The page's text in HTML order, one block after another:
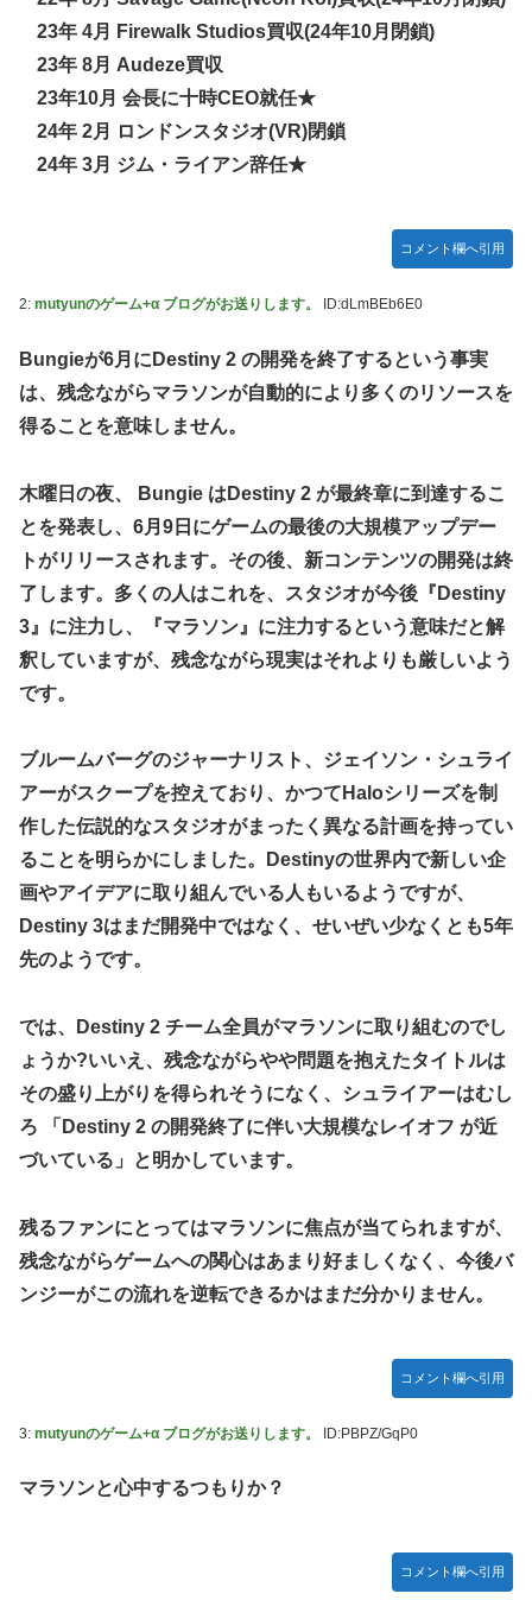
【ウマ娘】セイちゃんの攻撃力を見よ！！！
【ミリマス】6年後のアイドル達はどんな感じになってるん
だろう
定＆最新PV公開！思ったより発売早い…もう半年後か！
【デレマス】 和久井留美「夢を作って、いつか遊んで」
レビもないのに居座り脅迫してきたNHK集金人を警察に通報
参政党・神谷代表、高市政権の食料品減税を「天下の愚策」
と一刀両断
福岡県議会「海外旅行じゃない、海外活動だ！」→視察費
【艦これ】 E3-4のラスダンは航空優勢は取るの？取らない
の？
【デレマス】 紗南「アイドルに似合うポケモン？」
Switch2版『モンハンワイルズ』の動作環境が判明！
連合のモルモット部隊の部隊長になりました 第45話
『ほの暮しの庭』パケ版初週売上、Switch2版「21965本」
Switch版「12458本」
百合子「隣に座る貴女」【ミリマス】
上國料萌衣ちゃん、留学中にマックのバイトに応募するも書
類選考で落とされてしまう
【VTuber】Google Play「選抜！推しナイン発表会」出演
者発表！『にじだけと思ってたけど座長と除夜のケツおるや
んけ』
実証実験都市「ウーブン・シティ」が一般の居住希望者の募
集開始 すでにトヨタ関係者が居住
韓国人「どうやら五輪サッカー日韓戦でも審判の接待があっ
た模様…」→「メダル剥奪なのでは…？（ﾌﾞﾙﾌﾞﾙ」＝韓国の
反応
一ノ瀬美空ちゃん、イワシの三枚おろしに挑戦！！！【乃木
坂46】
新体操で国体1位！ ついに現れた”リアル浅倉南ちゃん”
なんで今日の始球式に限って、瀬戸口心月ちゃんはミニスカ
【悲報】韓国サッカー 国際試合で審判買収(性接待)をして
wwwwwwwwwwwwwwwwwwwwwwwwwwwwwwwwww
23年 4月 Firewalk Studios買収(24年10月閉鎖)
23年 8月 Audeze買収
23年10月 会長に十時CEO就任★
24年 2月 ロンドンスタジオ(VR)閉鎖
24年 3月 ジム・ライアン辞任★
コメント欄へ引用
2: mutyunのゲーム+α ブログがお送りします。 ID:dLmBEb6E0
Bungieが6月にDestiny 2 の開発を終了するという事実
は、残念ながらマラソンが自動的により多くのリソースを
得ることを意味しません。
木曜日の夜、 Bungie はDestiny 2 が最終章に到達するこ
とを発表し、6月9日にゲームの最後の大規模アップデー
トがリリースされます。その後、新コンテンツの開発は終
了します。多くの人はこれを、スタジオが今後『Destiny
3』に注力し、『マラソン』に注力するという意味だと解
釈していますが、残念ながら現実はそれよりも厳しいよう
です。
ブルームバーグのジャーナリスト、ジェイソン・シュライ
アーがスクープを控えており、かつてHaloシリーズを制
作した伝説的なスタジオがまったく異なる計画を持ってい
ることを明らかにしました。Destinyの世界内で新しい企
画やアイデアに取り組んでいる人もいるようですが、
Destiny 3はまだ開発中ではなく、せいぜい少なくとも5年
先のようです。
では、Destiny 2 チーム全員がマラソンに取り組むのでし
ょうか?いいえ、残念ながらやや問題を抱えたタイトルは
その盛り上がりを得られそうになく、シュライアーはむし
ろ 「Destiny 2 の開発終了に伴い大規模なレイオフ が近
づいている」と明かしています。
残るファンにとってはマラソンに焦点が当てられますが、
残念ながらゲームへの関心はあまり好ましくなく、今後バ
ンジーがこの流れを逆転できるかはまだ分かりません。
コメント欄へ引用
3: mutyunのゲーム+α ブログがお送りします。 ID:PBPZ/GqP0
マラソンと心中するつもりか？
コメント欄へ引用